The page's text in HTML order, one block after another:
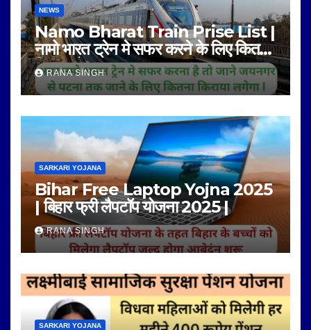
NEWS
Namo Bharat Train Prise List |
नामो भारत ट्रेन मे सफर करने के लिए कितना
किराया है |
RANA SINGH
SARKARI YOJANA
Bihar Free Laptop Yojna 2025
| बिहार फ्री लैपटॉप योजना 2025 |
RANA SINGH
SARKARI YOJANA